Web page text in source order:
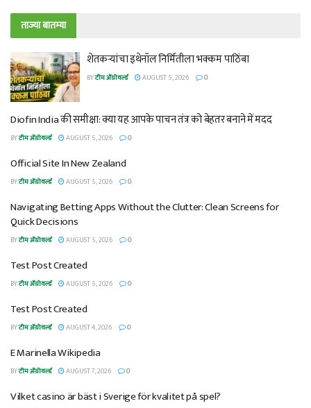
ताज्या बातम्या
शेतकऱ्यांचा इथेनॉल निर्मितीला भक्कम पाठिंबा
BYटीम ॲग्रोवर्ल्ड AUGUST 5, 2026 0
Diofin India की समीक्षा: क्या यह आपके पाचन तंत्र को बेहतर बनाने में मदद
BYटीम ॲग्रोवर्ल्ड AUGUST 5, 2026 0
Official Site In New Zealand
BYटीम ॲग्रोवर्ल्ड AUGUST 5, 2026 0
Navigating Betting Apps Without the Clutter: Clean Screens for
Quick Decisions
BYटीम ॲग्रोवर्ल्ड AUGUST 5, 2026 0
Test Post Created
BYटीम ॲग्रोवर्ल्ड AUGUST 5, 2026 0
Test Post Created
BYटीम ॲग्रोवर्ल्ड AUGUST 4, 2026 0
E Marinella Wikipedia
BYटीम ॲग्रोवर्ल्ड AUGUST 7, 2026 0
Vilket casino är bäst i Sverige för kvalitet på spel?